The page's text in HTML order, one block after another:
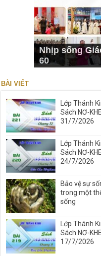
Nhịp sống
60
BÀI VIẾT
Lớp Thánh
Sách NƠ-
31/7/2026
Lớp Thánh
Sách NƠ-
24/7/2026
Bảo vệ sự
trong một
sống
Lớp Thánh
Sách NƠ-
17/7/2026